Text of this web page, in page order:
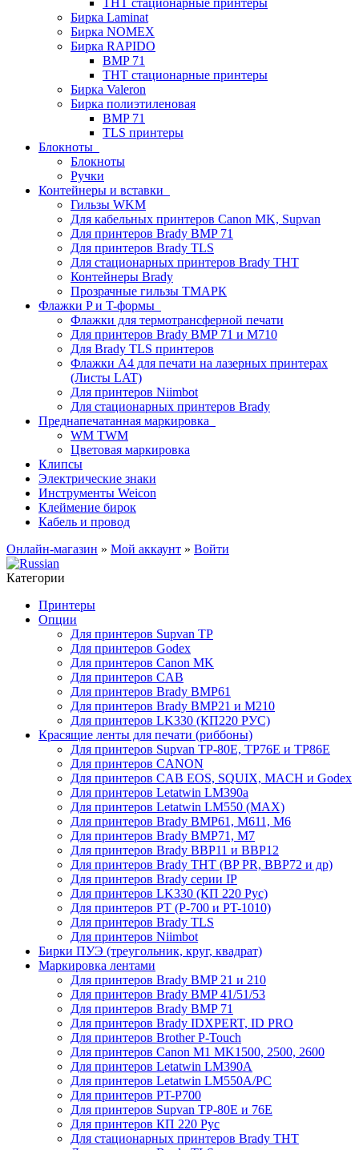
THT стационарные принтеры
Бирка Laminat
Бирка NOMEX
Бирка RAPIDO
BMP 71
THT стационарные принтеры
Бирка Valeron
Бирка полиэтиленовая
BMP 71
TLS принтеры
Блокноты
Блокноты
Ручки
Контейнеры и вставки
Гильзы WKM
Для кабельных принтеров Canon MK, Supvan
Для принтеров Brady BMP 71
Для принтеров Brady TLS
Для стационарных принтеров Brady THT
Контейнеры Brady
Прозрачные гильзы ТМАРК
Флажки P и T-формы
Флажки для термотрансферной печати
Для принтеров Brady BMP 71 и M710
Для Brady TLS принтеров
Флажки A4 для печати на лазерных принтерах
(Листы LAT)
Для принтеров Niimbot
Для стационарных принтеров Brady
Преднапечатанная маркировка
WM TWM
Цветовая маркировка
Клипсы
Электрические знаки
Инструменты Weicon
Клеймение бирок
Кабель и провод
Онлайн-магазин » Мой аккаунт » Войти
Категории
Принтеры
Опции
Для принтеров Supvan TP
Для принтеров Godex
Для принтеров Canon MK
Для принтеров CAB
Для принтеров Brady BMP61
Для принтеров Brady BMP21 и M210
Для принтеров LK330 (КП220 РУС)
Красящие ленты для печати (риббоны)
Для принтеров Supvan TP-80E, TP76E и TP86E
Для принтеров CANON
Для принтеров CAB EOS, SQUIX, MACH и Godex
Для принтеров Letatwin LM390a
Для принтеров Letatwin LM550 (MAX)
Для принтеров Brady BMP61, M611, M6
Для принтеров Brady BMP71, M7
Для принтеров Brady BBP11 и BBP12
Для принтеров Brady THT (BP PR, BBP72 и др)
Для принтеров Brady серии IP
Для принтеров LK330 (КП 220 Рус)
Для принтеров PT (P-700 и PT-1010)
Для принтеров Brady TLS
Для принтеров Niimbot
Бирки ПУЭ (треугольник, круг, квадрат)
Маркировка лентами
Для принтеров Brady BMP 21 и 210
Для принтеров Brady BMP 41/51/53
Для принтеров Brady BMP 71
Для принтеров Brady IDXPERT, ID PRO
Для принтеров Brother P-Touch
Для принтеров Canon M1 MK1500, 2500, 2600
Для принтеров Letatwin LM390A
Для принтеров Letatwin LM550A/PC
Для принтеров PT-P700
Для принтеров Supvan TP-80E и 76E
Для принтеров КП 220 Рус
Для стационарных принтеров Brady THT